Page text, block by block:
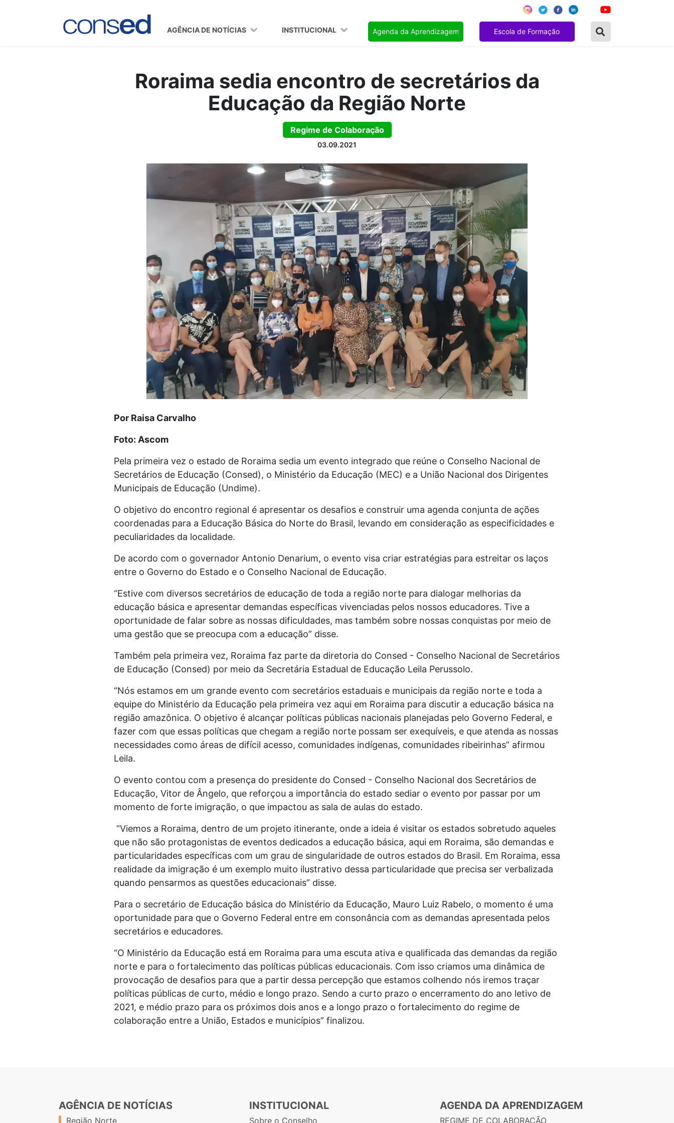
AGÊNCIA DE NOTÍCIAS INSTITUCIONAL Agenda da Aprendizagem Escola de Formação
Roraima sedia encontro de secretários da
Educação da Região Norte
Regime de Colaboração
03.09.2021
Por Raisa Carvalho
Foto: Ascom
Pela primeira vez o estado de Roraima sedia um evento integrado que reúne o Conselho Nacional de
Secretários de Educação (Consed), o Ministério da Educação (MEC) e a União Nacional dos Dirigentes
Municipais de Educação (Undime).
O objetivo do encontro regional é apresentar os desafios e construir uma agenda conjunta de ações
coordenadas para a Educação Básica do Norte do Brasil, levando em consideração as especificidades e
peculiaridades da localidade.
De acordo com o governador Antonio Denarium, o evento visa criar estratégias para estreitar os laços
entre o Governo do Estado e o Conselho Nacional de Educação.
“Estive com diversos secretários de educação de toda a região norte para dialogar melhorias da
educação básica e apresentar demandas específicas vivenciadas pelos nossos educadores. Tive a
oportunidade de falar sobre as nossas dificuldades, mas também sobre nossas conquistas por meio de
uma gestão que se preocupa com a educação” disse.
Também pela primeira vez, Roraima faz parte da diretoria do Consed - Conselho Nacional de Secretários
de Educação (Consed) por meio da Secretária Estadual de Educação Leila Perussolo.
“Nós estamos em um grande evento com secretários estaduais e municipais da região norte e toda a
equipe do Ministério da Educação pela primeira vez aqui em Roraima para discutir a educação básica na
região amazônica. O objetivo é alcançar políticas públicas nacionais planejadas pelo Governo Federal, e
fazer com que essas políticas que chegam a região norte possam ser exequíveis, e que atenda as nossas
necessidades como áreas de difícil acesso, comunidades indígenas, comunidades ribeirinhas” afirmou
Leila.
O evento contou com a presença do presidente do Consed - Conselho Nacional dos Secretários de
Educação, Vitor de Ângelo, que reforçou a importância do estado sediar o evento por passar por um
momento de forte imigração, o que impactou as sala de aulas do estado.
“Viemos a Roraima, dentro de um projeto itinerante, onde a ideia é visitar os estados sobretudo aqueles
que não são protagonistas de eventos dedicados a educação básica, aqui em Roraima, são demandas e
particularidades específicas com um grau de singularidade de outros estados do Brasil. Em Roraima, essa
realidade da imigração é um exemplo muito ilustrativo dessa particularidade que precisa ser verbalizada
quando pensarmos as questões educacionais” disse.
Para o secretário de Educação básica do Ministério da Educação, Mauro Luiz Rabelo, o momento é uma
oportunidade para que o Governo Federal entre em consonância com as demandas apresentada pelos
secretários e educadores.
“O Ministério da Educação está em Roraima para uma escuta ativa e qualificada das demandas da região
norte e para o fortalecimento das políticas públicas educacionais. Com isso criamos uma dinâmica de
provocação de desafios para que a partir dessa percepção que estamos colhendo nós iremos traçar
políticas públicas de curto, médio e longo prazo. Sendo a curto prazo o encerramento do ano letivo de
2021, e médio prazo para os próximos dois anos e a longo prazo o fortalecimento do regime de
colaboração entre a União, Estados e municípios” finalizou.
AGÊNCIA DE NOTÍCIAS
Região Norte
INSTITUCIONAL
Sobre o Conselho
AGENDA DA APRENDIZAGEM
REGIME DE COLABORAÇÃO